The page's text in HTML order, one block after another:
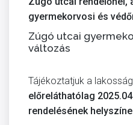
gyermekorvosi és
Zúgó utcai
változás
Tájékoztatjuk a
előreláthatólag
rendelésének